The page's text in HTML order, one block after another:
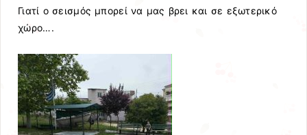
Γιατί ο σεισμός μπορεί να μας βρει και σε εξωτερικό
χώρο….